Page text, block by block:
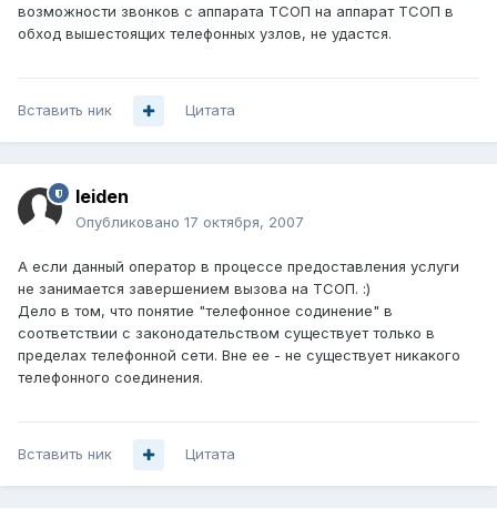
возможности звонков с аппарата ТСОП на аппарат ТСОП в
обход вышестоящих телефонных узлов, не удастся.
Вставить ник Цитата
leiden
Опубликовано 17 октября, 2007
А если данный оператор в процессе предоставления услуги
не занимается завершением вызова на ТСОП. :)
Дело в том, что понятие "телефонное содинение" в
соответствии с законодательством существует только в
пределах телефонной сети. Вне ее - не существует никакого
телефонного соединения.
Вставить ник Цитата